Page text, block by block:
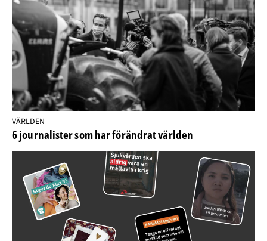
VÄRLDEN
6 journalister som har förändrat världen